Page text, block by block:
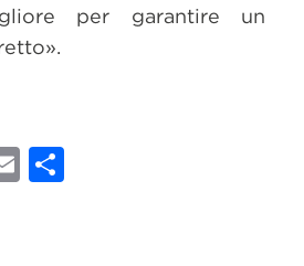
per garantire un
Email